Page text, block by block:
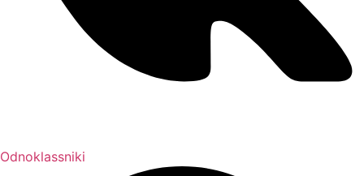
Odnoklassniki